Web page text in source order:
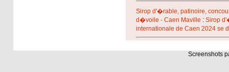
Sirop d'�rable, patinoire,
d�voile - Caen Maville : Sirop
internationale de Caen 2024 se
Screenshots